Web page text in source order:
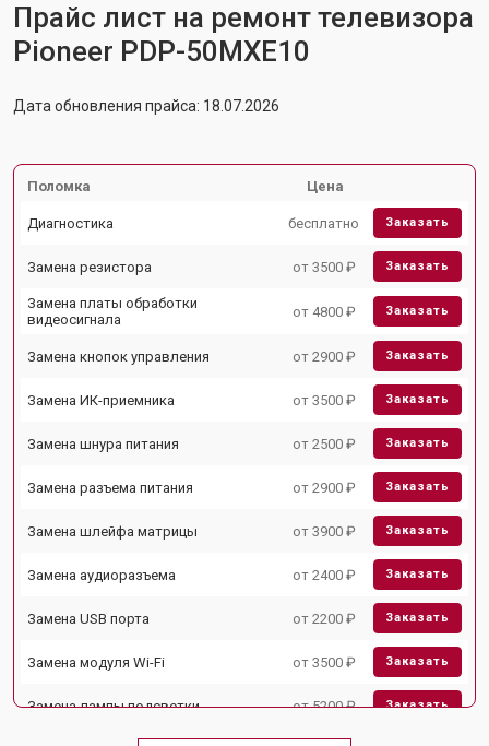
Прайс лист на ремонт телевизора
Pioneer PDP-50MXE10
Дата обновления прайса: 18.07.2026
Поломка Цена
Диагностика бесплатно Заказать
Замена резистора от 3500 ₽ Заказать
Замена платы обработки
видеосигнала
от 4800 ₽ Заказать
Замена кнопок управления от 2900 ₽ Заказать
Замена ИК-приемника от 3500 ₽ Заказать
Замена шнура питания от 2500 ₽ Заказать
Замена разъема питания от 2900 ₽ Заказать
Замена шлейфа матрицы от 3900 ₽ Заказать
Замена аудиоразъема от 2400 ₽ Заказать
Замена USB порта от 2200 ₽ Заказать
Замена модуля Wi-Fi от 3500 ₽ Заказать
Замена лампы подсветки от 5200 ₽ Заказать